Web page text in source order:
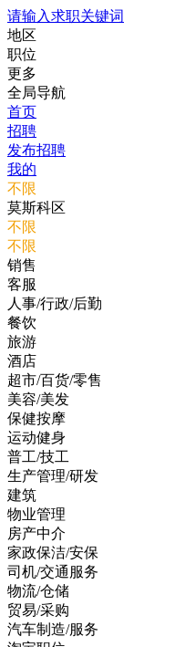
请输入求职关键词
地区
职位
更多
全局导航
首页
招聘
发布招聘
我的
不限
莫斯科区
不限
不限
销售
客服
人事/行政/后勤
餐饮
旅游
酒店
超市/百货/零售
美容/美发
保健按摩
运动健身
普工/技工
生产管理/研发
建筑
物业管理
房产中介
家政保洁/安保
司机/交通服务
物流/仓储
贸易/采购
汽车制造/服务